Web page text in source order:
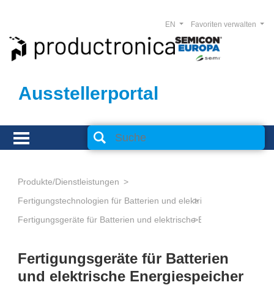
Ausstellerportal
Favoriten verwalten
EN
Produkte/Dienstleistungen
Fertigungstechnologien für Batterien und elektrische
Fertigungsgeräte für Batterien und elektrische Energiespeicher
Fertigungsgeräte für Batterien
und elektrische Energiespeicher